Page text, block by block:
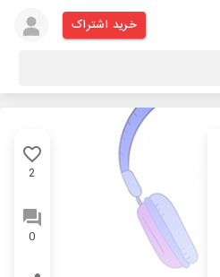
خرید اشتراک
2
0